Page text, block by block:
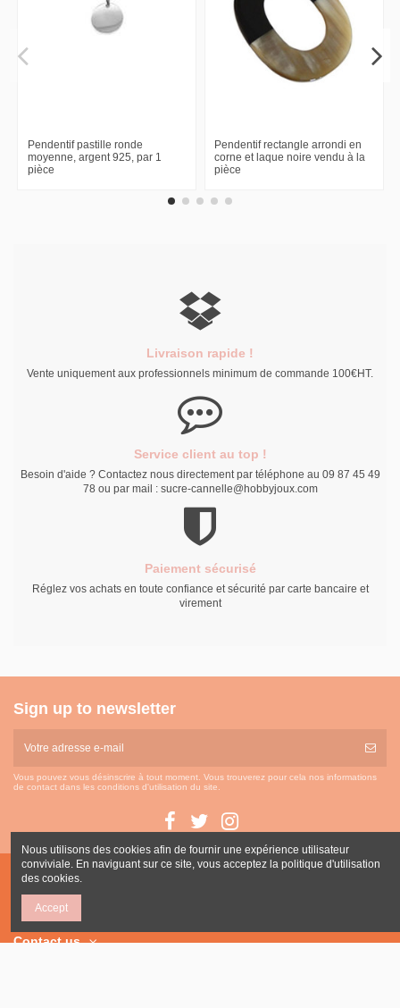
Pendentif pastille ronde
moyenne, argent 925, par 1
pièce
Pendentif rectangle arrondi en
corne et laque noire vendu à la
pièce
Livraison rapide !
Vente uniquement aux professionnels minimum de commande 100€HT.
Service client au top !
Besoin d'aide ? Contactez nous directement par téléphone au 09 87 45 49
78 ou par mail : sucre-cannelle@hobbyjoux.com
Paiement sécurisé
Réglez vos achats en toute confiance et sécurité par carte bancaire et
virement
Sign up to newsletter
Vous pouvez vous désinscrire à tout moment. Vous trouverez pour cela nos informations
de contact dans les conditions d'utilisation du site.
Grossiste bijoux Toulouse
Contact us
Nous utilisons des cookies afin de fournir une expérience utilisateur
conviviale. En naviguant sur ce site, vous acceptez la politique d'utilisation
des cookies.
Accept